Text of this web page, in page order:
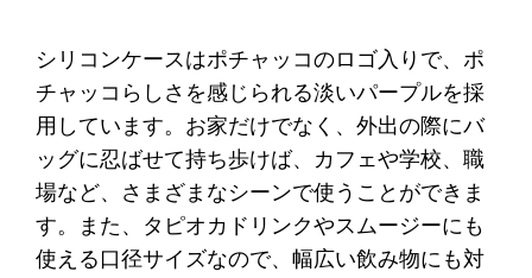
シリコンケースはポチャッコのロゴ入りで、ポ
チャッコらしさを感じられる淡いパープルを採
用しています。お家だけでなく、外出の際にバ
ッグに忍ばせて持ち歩けば、カフェや学校、職
場など、さまざまなシーンで使うことができま
す。また、タピオカドリンクやスムージーにも
使える口径サイズなので、幅広い飲み物にも対